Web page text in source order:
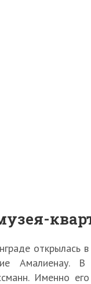
открылась
Амалиенау.
Именно